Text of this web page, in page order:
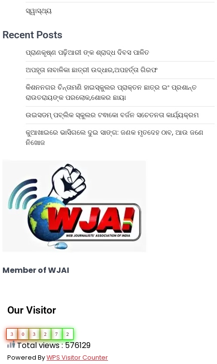
ସ୍ୱାସ୍ଥ୍ୟ
Recent Posts
ପ୍ରାଣକୃଷ୍ଣ ପଢ଼ିଆରୀ ଙ୍କ ଶ୍ରାଦ୍ଧ ଦିବସ ପାଳିତ
ଅପହୃତା ନାବାଳିକା ଛାତ୍ରୀ ଉଦ୍ଧାର,ଅପହର୍ତ୍ତା ଗିରଫ
କିଶନନଗର ଚିନ୍ତାମଣି ହାଇସ୍କୁଲର ପ୍ରାକ୍ତନ ଛାତ୍ର ଇଂ ପ୍ରଶାନ୍ତ
ରାଉତରାୟଙ୍କ ପରଲୋକ,ଶୋକର ଛାୟା
ଉଇସଡମ୍ ପବ୍ଲିକ ସ୍କୁଲର ଟଵାକୋ ବର୍ଜନ ସଚେତନତା କାର୍ଯ୍ୟକ୍ରମ
କୁଆଖାଇରେ ଭାସିଗଲେ ଦୁଇ ସାଙ୍ଗ: ଜଣକ ମୃତଦେହ ଠାବ, ଆଉ ଜଣେ
ନିଖୋଜ
Member of WJAI
Our Visitor
3 0 3 2 7 2
Total views : 576129
Powered ByWPS Visitor Counter